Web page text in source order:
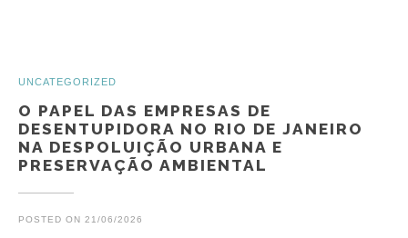
Posts
UNCATEGORIZED
O PAPEL DAS EMPRESAS DE
DESENTUPIDORA NO RIO DE JANEIRO
NA DESPOLUIÇÃO URBANA E
PRESERVAÇÃO AMBIENTAL
POSTED ON 21/06/2026